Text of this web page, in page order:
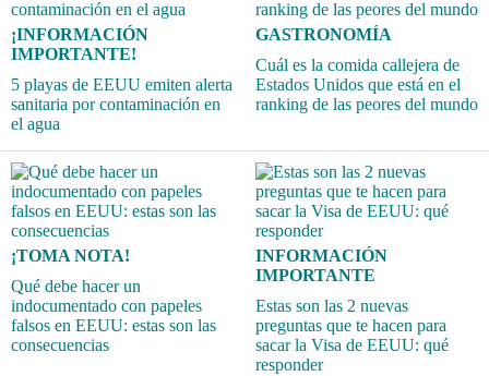
¡INFORMACIÓN
IMPORTANTE!
5 playas de EEUU emiten alerta
sanitaria por contaminación en
el agua
GASTRONOMÍA
Cuál es la comida callejera de
Estados Unidos que está en el
ranking de las peores del mundo
¡TOMA NOTA!
Qué debe hacer un
indocumentado con papeles
falsos en EEUU: estas son las
consecuencias
INFORMACIÓN
IMPORTANTE
Estas son las 2 nuevas
preguntas que te hacen para
sacar la Visa de EEUU: qué
responder